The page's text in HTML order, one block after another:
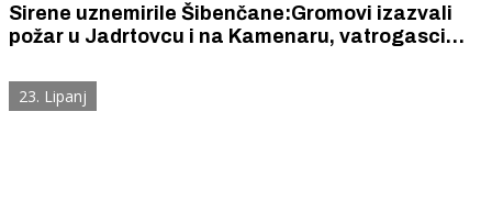
Sirene uznemirile Šibenčane:Gromovi izazvali
požar u Jadrtovcu i na Kamenaru, vatrogasci
23. Lipanj